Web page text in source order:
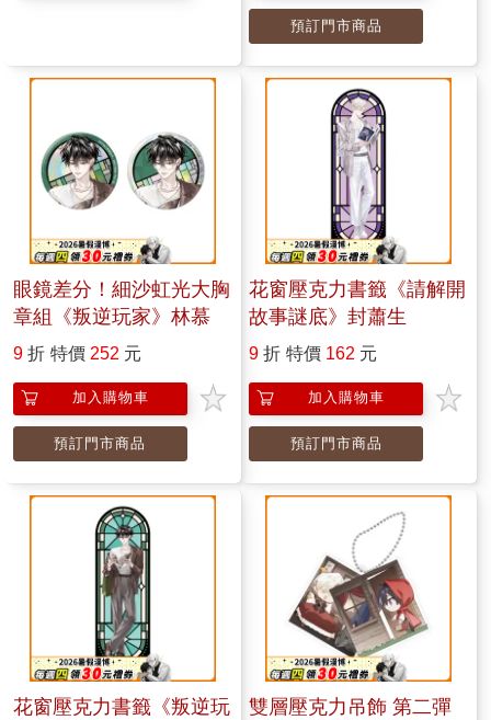
預訂門市商品
眼鏡差分！細沙虹光大胸
章組《叛逆玩家》林慕
9 折 特價 252 元
加入購物車
預訂門市商品
花窗壓克力書籤《請解開
故事謎底》封蕭生
9 折 特價 162 元
加入購物車
預訂門市商品
花窗壓克力書籤《叛逆玩
雙層壓克力吊飾 第二彈